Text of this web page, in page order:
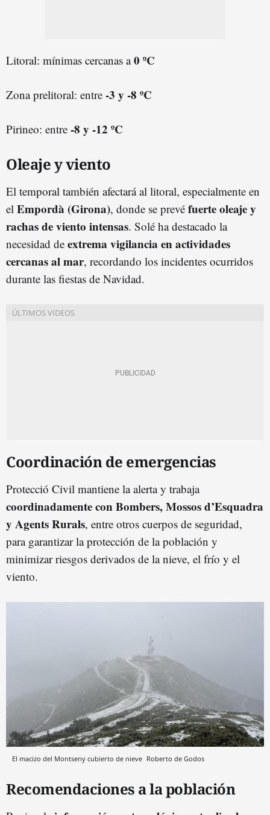
Litoral: mínimas cercanas a0 ºC
Zona prelitoral: entre -3 y -8 ºC
Pirineo: entre -8 y -12 ºC
Oleaje y viento
El temporal también afectará al litoral, especialmente en
el Empordà (Girona), donde se prevé fuerte oleaje y
rachas de viento intensas. Solé ha destacado la
necesidad de extrema vigilancia en actividades
cercanas al mar, recordando los incidentes ocurridos
durante las fiestas de Navidad.
Coordinación de emergencias
Protecció Civil mantiene la alerta y trabaja
coordinadamente con Bombers, Mossos d’Esquadra
y Agents Rurals, entre otros cuerpos de seguridad,
para garantizar la protección de la población y
minimizar riesgos derivados de la nieve, el frío y el
viento.
El macizo del Montseny cubierto de nieve Roberto de Godos
Recomendaciones a la población